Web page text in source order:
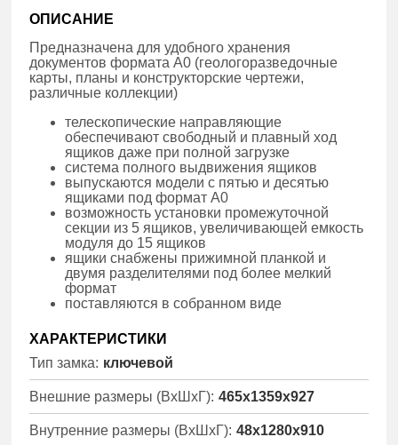
ОПИСАНИЕ
Предназначена для удобного хранения
документов формата А0 (геологоразведочные
карты, планы и конструкторские чертежи,
различные коллекции)
телескопические направляющие
обеспечивают свободный и плавный ход
ящиков даже при полной загрузке
система полного выдвижения ящиков
выпускаются модели с пятью и десятью
ящиками под формат А0
возможность установки промежуточной
секции из 5 ящиков, увеличивающей емкость
модуля до 15 ящиков
ящики снабжены прижимной планкой и
двумя разделителями под более мелкий
формат
поставляются в собранном виде
ХАРАКТЕРИСТИКИ
Тип замка: ключевой
Внешние размеры (ВхШхГ): 465x1359x927
Внутренние размеры (ВхШхГ): 48x1280x910